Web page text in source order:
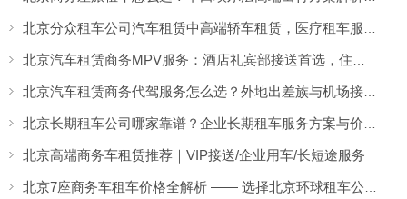
北京分众租车公司汽车租赁中高端轿车租赁，医疗租车服务舒适平稳适合病人
北京汽车租赁商务MPV服务：酒店礼宾部接送首选，住店客人用车更安心
北京汽车租赁商务代驾服务怎么选？外地出差族与机场接送的高效解决方案
北京长期租车公司哪家靠谱？企业长期租车服务方案与价格参考
北京高端商务车租赁推荐｜VIP接送/企业用车/长短途服务
北京7座商务车租车价格全解析 —— 选择北京环球租车公司更省心更专业